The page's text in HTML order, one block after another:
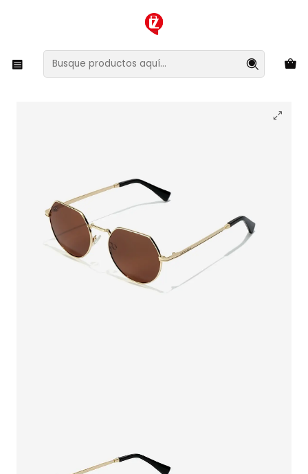
XMAS SALE ¡Compra antes de que la oferta termine!
Lentes y Accesorios Lentes de Sol
Lentes de Sol Polarizado Hawkers Aura HAUR22DWMP